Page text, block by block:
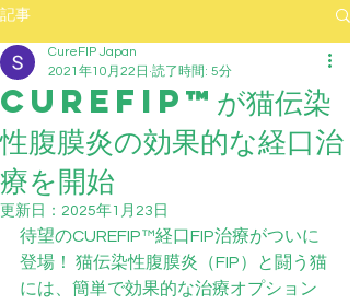
記事
CUREFIP™が猫伝染
性腹膜炎の効果的な経口治
療を開始
CureFIP Japan
2021年10月22日 読了時間: 5分
更新日： 2025年1月23日
待望のCUREFIP™経口FIP治療がついに
登場！ 猫伝染性腹膜炎（FIP）と闘う猫
には、簡単で効果的な治療オプション